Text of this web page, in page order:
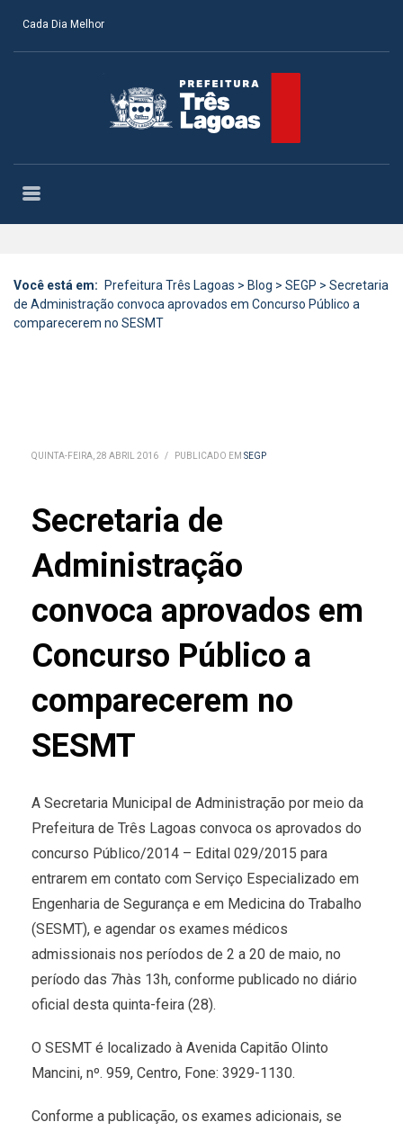
Cada Dia Melhor
Você está em: Prefeitura Três Lagoas > Blog > SEGP > Secretaria
de Administração convoca aprovados em Concurso Público a
comparecerem no SESMT
QUINTA-FEIRA, 28 ABRIL 2016 / PUBLICADO EM SEGP
Secretaria de
Administração
convoca aprovados em
Concurso Público a
comparecerem no
SESMT
A Secretaria Municipal de Administração por meio da
Prefeitura de Três Lagoas convoca os aprovados do
concurso Público/2014 – Edital 029/2015 para
entrarem em contato com Serviço Especializado em
Engenharia de Segurança e em Medicina do Trabalho
(SESMT), e agendar os exames médicos
admissionais nos períodos de 2 a 20 de maio, no
período das 7hàs 13h, conforme publicado no diário
oficial desta quinta-feira (28).
O SESMT é localizado à Avenida Capitão Olinto
Mancini, nº. 959, Centro, Fone: 3929-1130.
Conforme a publicação, os exames adicionais, se